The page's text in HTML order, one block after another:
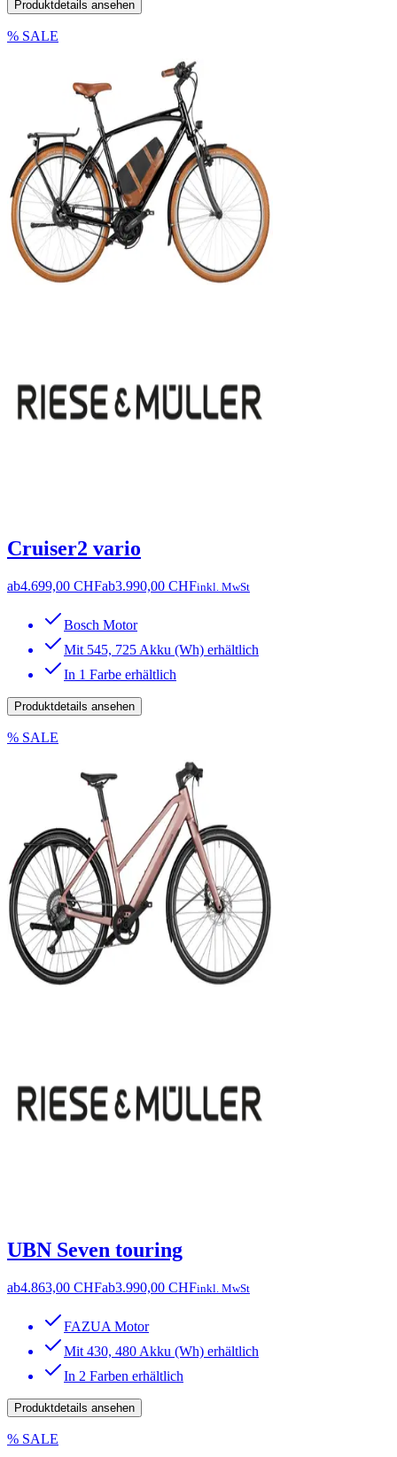
Produktdetails ansehen
% SALE
Cruiser2 vario
ab4.699,00 CHFab3.990,00 CHFinkl. MwSt
Bosch Motor
Mit 545, 725 Akku (Wh) erhältlich
In 1 Farbe erhältlich
Produktdetails ansehen
% SALE
UBN Seven touring
ab4.863,00 CHFab3.990,00 CHFinkl. MwSt
FAZUA Motor
Mit 430, 480 Akku (Wh) erhältlich
In 2 Farben erhältlich
Produktdetails ansehen
% SALE